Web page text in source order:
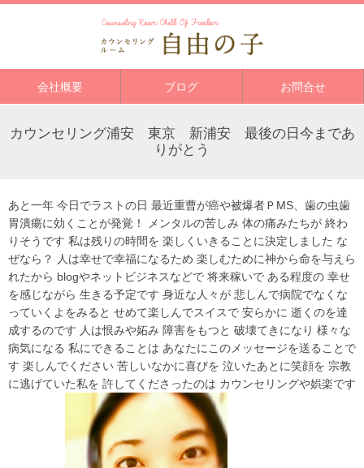
会社概要 ブログ お問合せ
カウンセリング浦安 東京 新浦安 最後の日今まであ
りがとう
あと一年 今日でラストの日 最近重曹が癌や被爆者ＰMS、歯の虫歯
胃潰瘍に効くことが発覚！ メンタルの苦しみ 体の痛みたちが 終わ
りそうです 私は残りの時間を 楽しくいきることに決定しました な
ぜなら？ 人は幸せで幸福になるため 楽しむために神から命を与えら
れたから blogやネットビジネスなどで 将来稼いで ある程度の 幸せ
を感じながら 生きる予定です 身近な人々が 悲しんで病院でなくな
っていくよをみると せめて楽しんでスイスで 安らかに 逝くのを達
成するのです 人は恨みや妬み 障害をもつと 破壊てきになり 様々な
病気になる 私にできることは あなたにこのメッセージを送ることで
す 楽しんでください 苦しいなかに喜びを 泣いたあとに笑顔を 宗教
に逃げていた私を 許してくださったのは カウンセリングや娯楽です